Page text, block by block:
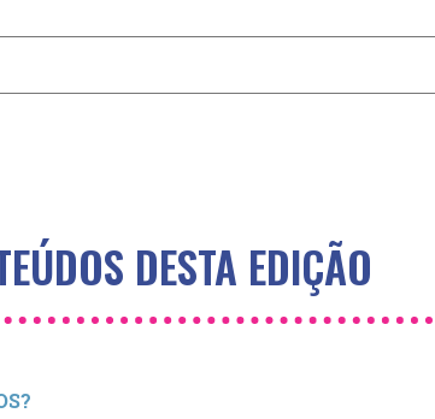
DESTA EDIÇÃO